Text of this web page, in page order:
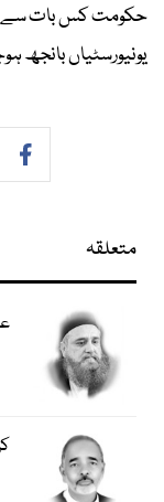
حکومت کس بات سے
یونیورسٹیاں بانجھ
متعلقہ